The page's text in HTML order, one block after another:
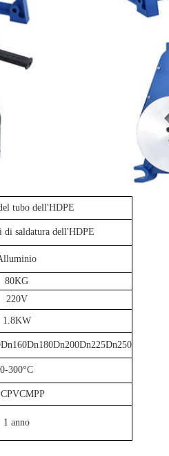
tubo dell'HDPE
di saldatura dell'HDPE
80KG
220V
1.8KW
0-300°C
1 anno